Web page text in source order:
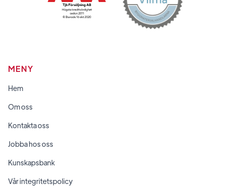
MENY
Hem
Om oss
Kontakta oss
Jobba hos oss
Kunskapsbank
Vår integritetspolicy